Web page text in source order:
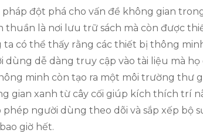
đột phá cho vấn đề không gian
là nơi lưu trữ sách mà còn được
có thể thấy rằng các thiết bị thông
dễ dàng truy cập vào tài liệu mà họ
minh còn tạo ra một môi trường thư
gian xanh từ cây cối giúp kích thích trí
người dùng theo dõi và sắp xếp bộ
giờ hết.